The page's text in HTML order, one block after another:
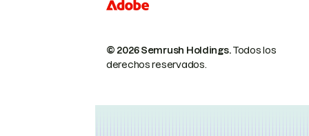
© 2026 Semrush Holdings.Todos los
derechos reservados.